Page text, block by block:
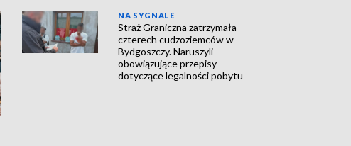
NA SYGNALE
Straż Graniczna zatrzymała
czterech cudzoziemców w
Bydgoszczy. Naruszyli
obowiązujące przepisy
dotyczące legalności pobytu